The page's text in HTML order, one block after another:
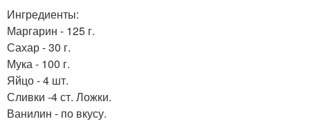
Ингредиенты:
Маргарин - 125 г.
Сахар - 30 г.
Мука - 100 г.
Яйцо - 4 шт.
Сливки -4 ст. Ложки.
Ванилин - по вкусу.